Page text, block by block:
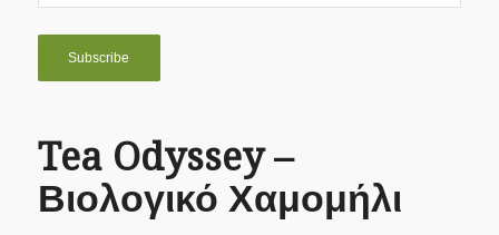
Tea Odyssey –
Βιολογικό Χαμομήλι